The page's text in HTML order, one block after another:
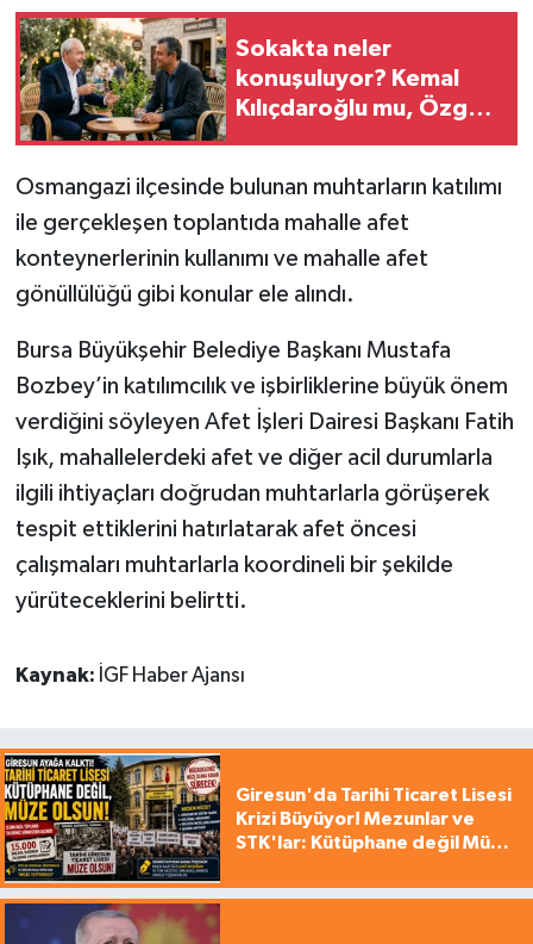
Sokakta neler
konuşuluyor? Kemal
Kılıçdaroğlu mu, Özgür
Osmangazi ilçesinde bulunan muhtarların katılımı
ile gerçekleşen toplantıda mahalle afet
konteynerlerinin kullanımı ve mahalle afet
gönüllülüğü gibi konular ele alındı.
Bursa Büyükşehir Belediye Başkanı Mustafa
Bozbey’in katılımcılık ve işbirliklerine büyük önem
verdiğini söyleyen Afet İşleri Dairesi Başkanı Fatih
Işık, mahallelerdeki afet ve diğer acil durumlarla
ilgili ihtiyaçları doğrudan muhtarlarla görüşerek
tespit ettiklerini hatırlatarak afet öncesi
çalışmaları muhtarlarla koordineli bir şekilde
yürüteceklerini belirtti.
Kaynak: İGF Haber Ajansı
Giresun'da Tarihi Ticaret Lisesi
Krizi Büyüyor! Mezunlar ve
STK'lar: Kütüphane değil Müze